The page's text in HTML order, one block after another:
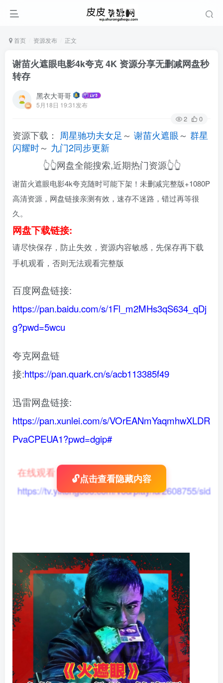
首页 资源发布 正文
谢苗火遮眼电影4k夸克 4K 资源分享无删减网盘秒
转存
黑衣大哥哥
5月18日 19:31发布
2 0
资源下载： 周星驰功夫女足 ～ 谢苗火遮眼～ 群星
闪耀时～ 九门2同步更新
👆👆网盘全能搜索,近期热门资源👆👆
谢苗火遮眼电影4k夸克随时可能下架！未删减完整版+1080P
高清资源，网盘链接亲测有效，速存不迷路，错过再等很
久。
网盘下载链接:
请尽快保存，防止失效，资源内容敏感，先保存再下载
手机观看，否则无法观看完整版
百度网盘链接:
https://pan.baidu.com/s/1Fl_m2MHs3qS634_qDj
g?pwd=5wcu
夸克网盘链
接:https://pan.quark.cn/s/acb113385f49
迅雷网盘链接:
https://pan.xunlei.com/s/VOrEANmYaqmhwXLDR
PvaCPEUA1?pwd=dgip#
在线观看：
https://tv.yikong666.com/vod/play/id/2608755/sid/
🔓点击查看隐藏内容